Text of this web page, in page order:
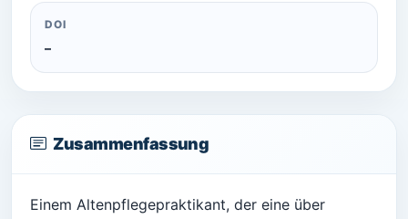
DOI
–
Zusammenfassung
Einem Altenpflegepraktikant, der eine über